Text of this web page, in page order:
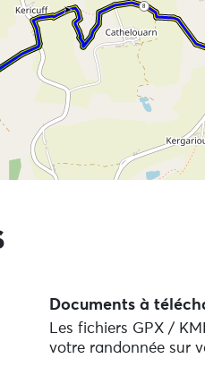
8
Documents à
Les fichiers GPX /
votre randonnée sur